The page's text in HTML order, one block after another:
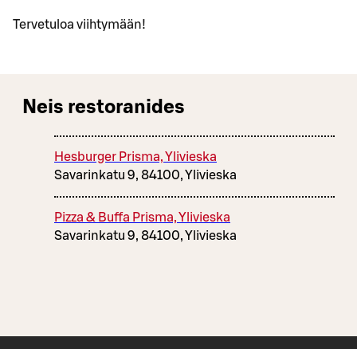
Tervetuloa viihtymään!
Neis restoranides
Hesburger Prisma, Ylivieska
Savarinkatu 9, 84100, Ylivieska
Pizza & Buffa Prisma, Ylivieska
Savarinkatu 9, 84100, Ylivieska